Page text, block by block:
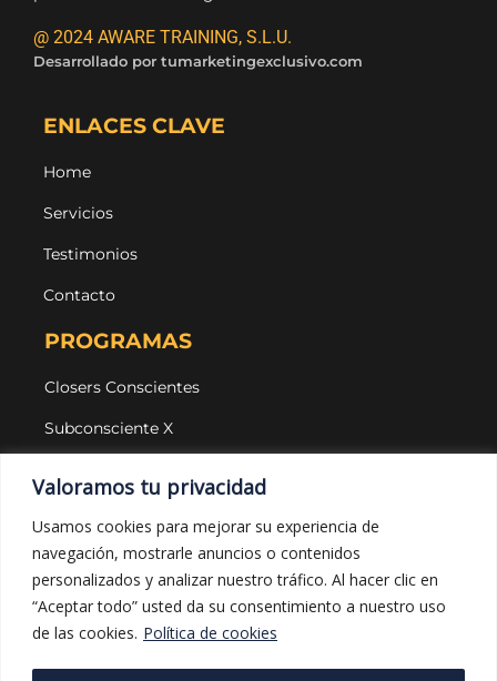
Valoramos tu privacidad
Usamos cookies para mejorar su experiencia de
navegación, mostrarle anuncios o contenidos
personalizados y analizar nuestro tráfico. Al hacer clic en
“Aceptar todo” usted da su consentimiento a nuestro uso
de las cookies. Política de cookies
@ 2024 AWARE TRAINING, S.L.U.
Desarrollado por tumarketingexclusivo.com
ENLACES CLAVE
Home
Servicios
Testimonios
Contacto
PROGRAMAS
Closers Conscientes
Subconsciente X
LEGAL Y PROTECCIÓN
Aviso legal
Política de privacidad
Política de cookies